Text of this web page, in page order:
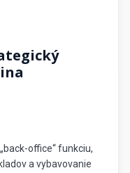
office“ funkciu,
a vybavovanie